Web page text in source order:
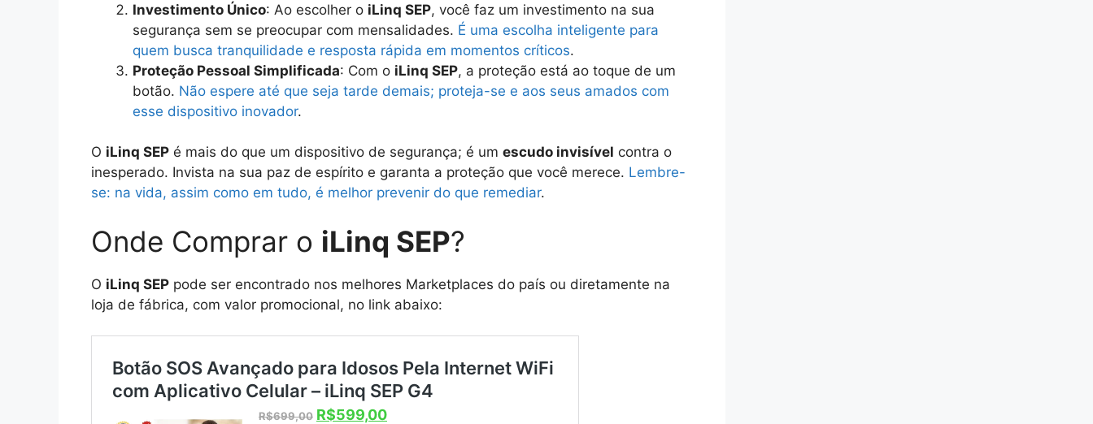
Investimento Único: Ao escolher o iLinq SEP, você faz um investimento na sua
segurança sem se preocupar com mensalidades. É uma escolha inteligente para
quem busca tranquilidade e resposta rápida em momentos críticos.
Proteção Pessoal Simplificada: Com o iLinq SEP, a proteção está ao toque de um
botão. Não espere até que seja tarde demais; proteja-se e aos seus amados com
esse dispositivo inovador.
O iLinq SEP é mais do que um dispositivo de segurança; é um escudo invisível contra o
inesperado. Invista na sua paz de espírito e garanta a proteção que você merece. Lembre-
se: na vida, assim como em tudo, é melhor prevenir do que remediar.
Onde Comprar o iLinq SEP?
O iLinq SEP pode ser encontrado nos melhores Marketplaces do país ou diretamente na
loja de fábrica, com valor promocional, no link abaixo: